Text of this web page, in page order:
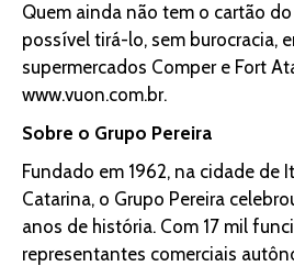
Quem ainda não tem o cartão do
possível tirá-lo, sem burocracia,
supermercados Comper e Fort
www.vuon.com.br.
Sobre o Grupo Pereira
Fundado em 1962, na cidade de
Catarina, o Grupo Pereira
anos de história. Com 17 mil
representantes comerciais